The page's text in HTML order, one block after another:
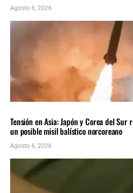
Agosto 6, 2026
Tensión en Asia: Japón y Corea del
un posible misil balístico norcoreano
Agosto 6, 2026